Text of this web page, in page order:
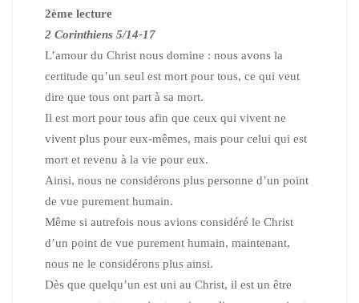
2ème lecture
2 Corinthiens 5/14-17
L’amour du Christ nous domine : nous avons la
certitude qu’un seul est mort pour tous, ce qui veut
dire que tous ont part à sa mort.
Il est mort pour tous afin que ceux qui vivent ne
vivent plus pour eux-mêmes, mais pour celui qui est
mort et revenu à la vie pour eux.
Ainsi, nous ne considérons plus personne d’un point
de vue purement humain.
Même si autrefois nous avions considéré le Christ
d’un point de vue purement humain, maintenant,
nous ne le considérons plus ainsi.
Dès que quelqu’un est uni au Christ, il est un être